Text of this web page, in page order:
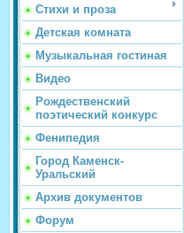
Стихи и проза
Детская комната
Музыкальная гостиная
Видео
Рождественский
поэтический конкурс
Фенипедия
Город Каменск-
Уральский
Архив документов
Форум